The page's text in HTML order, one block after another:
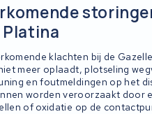
klachten bij de
meer oplaadt, plotseling
en foutmeldingen op het
worden veroorzaakt door
of oxidatie op de